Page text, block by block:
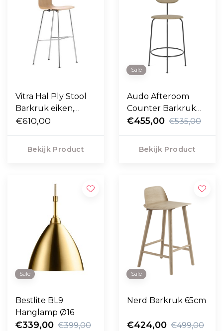
Vitra Hal Ply Stool
Barkruk eiken,
chrome onderstel
€610,00
Bekijk Product
Sale
Audo Afteroom
Counter Barkruk
Plus H63,5
€455,00 €535,00
Bekijk Product
Sale
Bestlite BL9
Hanglamp Ø16
€339,00 €399,00
Sale
Nerd Barkruk 65cm
€424,00 €499,00